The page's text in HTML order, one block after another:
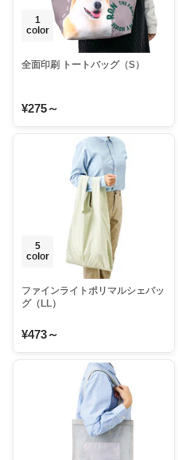
1
color
全面印刷 トートバッグ（S）
¥275～
5
color
ファインライトポリマルシェバッ
グ（LL）
¥473～